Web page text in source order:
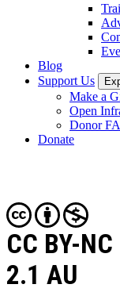
Blog
Support Us
Make a
Open
Donor
Donate
CC BY-NC
2.1 AU